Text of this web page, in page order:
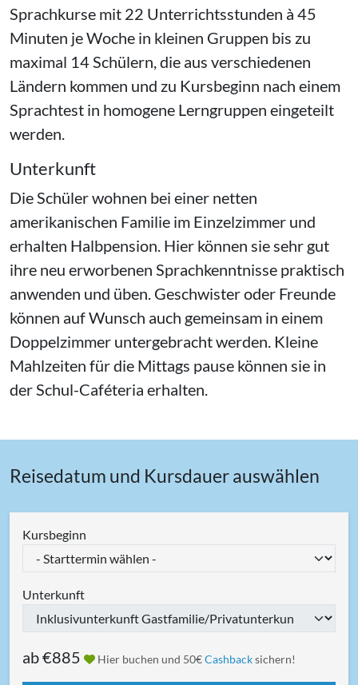
Sprachkurse mit 22 Unterrichtsstunden à 45
Minuten je Woche in kleinen Gruppen bis zu
maximal 14 Schülern, die aus verschiedenen
Ländern kommen und zu Kursbeginn nach einem
Sprachtest in homogene Lerngruppen eingeteilt
werden.
Unterkunft
Die Schüler wohnen bei einer netten
amerikanischen Familie im Einzelzimmer und
erhalten Halbpension. Hier können sie sehr gut
ihre neu erworbenen Sprachkenntnisse praktisch
anwenden und üben. Geschwister oder Freunde
können auf Wunsch auch gemeinsam in einem
Doppelzimmer untergebracht werden. Kleine
Mahlzeiten für die Mittags pause können sie in
der Schul-Caféteria erhalten.
Reisedatum und Kursdauer auswählen
Kursbeginn
Unterkunft
ab€885 Hier buchen und 50€Cashbacksichern!